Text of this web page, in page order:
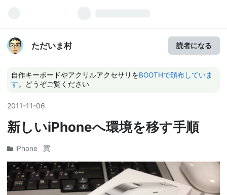
ただいま村 読者になる
自作キーボードやアクリルアクセサリをBOOTHで頒布していま
す。どうぞご覧ください
2011-11-06
新しいiPhoneへ環境を移す手順
iPhone 買